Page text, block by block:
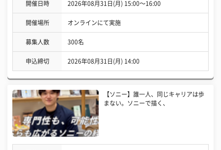
開催日時 2026年08月31日(月) 15:00〜16:00
開催場所 オンラインにて実施
募集人数 300名
申込締切 2026年08月31日(月) 14:00
【ソニー】誰一人、同じキャリアは歩
まない。ソニーで描く、